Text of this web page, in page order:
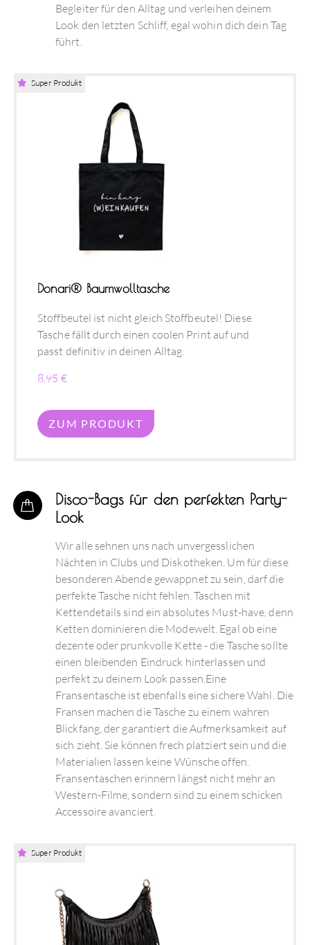
Begleiter für den Alltag und verleihen deinem
Look den letzten Schliff, egal wohin dich dein Tag
führt.
Donari® Baumwolltasche
Stoffbeutel ist nicht gleich Stoffbeutel! Diese
Tasche fällt durch einen coolen Print auf und
passt definitiv in deinen Alltag.
8,95 €
ZUM PRODUKT
Super Produkt
Disco-Bags für den perfekten Party-
Look
Wir alle sehnen uns nach unvergesslichen
Nächten in Clubs und Diskotheken. Um für diese
besonderen Abende gewappnet zu sein, darf die
perfekte Tasche nicht fehlen. Taschen mit
Kettendetails sind ein absolutes Must-have, denn
Ketten dominieren die Modewelt. Egal ob eine
dezente oder prunkvolle Kette - die Tasche sollte
einen bleibenden Eindruck hinterlassen und
perfekt zu deinem Look passen.Eine
Fransentasche ist ebenfalls eine sichere Wahl. Die
Fransen machen die Tasche zu einem wahren
Blickfang, der garantiert die Aufmerksamkeit auf
sich zieht. Sie können frech platziert sein und die
Materialien lassen keine Wünsche offen.
Fransentaschen erinnern längst nicht mehr an
Western-Filme, sondern sind zu einem schicken
Accessoire avanciert.
Super Produkt